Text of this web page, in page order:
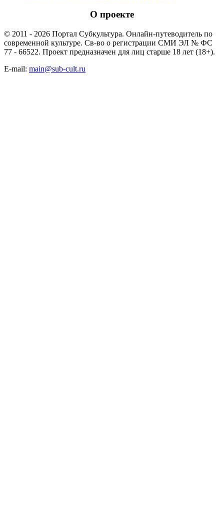
О проекте
© 2011 - 2026 Портал Субкультура. Онлайн-путеводитель по
современной культуре. Св-во о регистрации СМИ ЭЛ № ФС
77 - 66522. Проект предназначен для лиц старше 18 лет (18+).
E-mail: main@sub-cult.ru